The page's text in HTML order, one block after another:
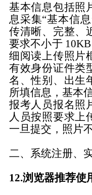
基本信息包括照
息采集“基本信
传清晰、完整、
要求不小于10KB
细阅读上传照片
有效身份证件类
名、性别、出生
所填信息，基本
报考人员报名照
人员按照要求上
一旦提交，照片
二、 系统注册、
12.浏览器推荐使